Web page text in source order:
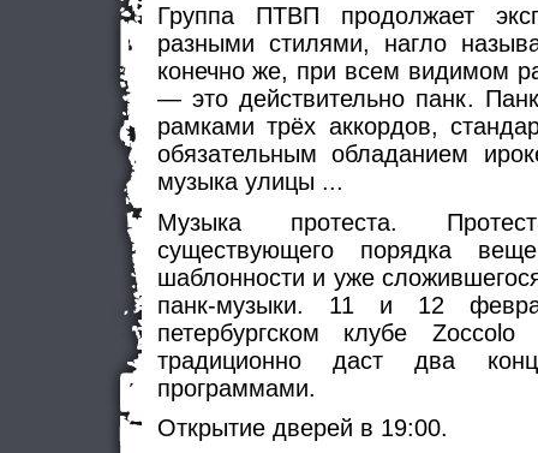
Группа ПТВП продолжает
разными стилями, нагло
конечно же, при всем видимом
— это действительно панк.
рамками трёх аккордов,
обязательным обладанием
музыка улицы ...
Музыка протеста.
существующего порядка
шаблонности и уже
панк-музыки. 11 и 12
петербургском клубе
традиционно даст два
программами.
Открытие дверей в 19:00.